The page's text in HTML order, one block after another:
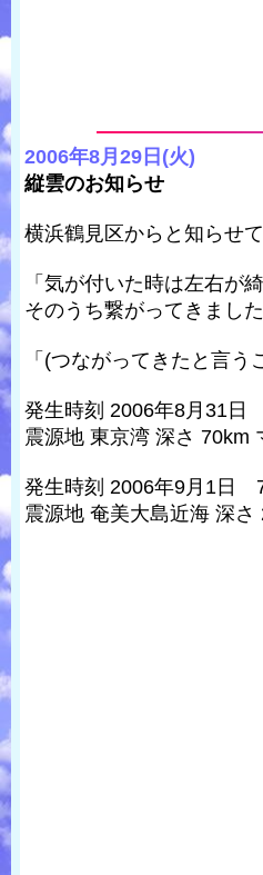
2006年8月29日(火)
縦雲のお知らせ
横浜鶴見区からと知らせ
「気が付いた時は左右が
そのうち繋がってきました
「(つながってきたと言う
発生時刻 2006年8月31日
震源地 東京湾 深さ 70km
発生時刻 2006年9月1日
震源地 奄美大島近海 深